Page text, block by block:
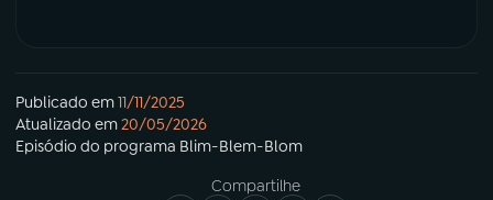
Publicado em11/11/2025
Atualizado em20/05/2026
Episódio do programa Blim-Blem-Blom
Compartilhe